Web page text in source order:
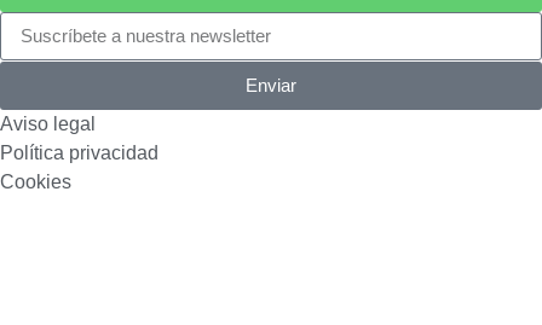
Enviar
Aviso legal
Política privacidad
Cookies